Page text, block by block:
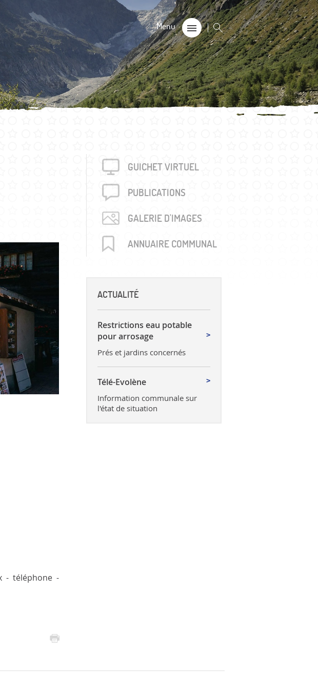
VIE LOCALE
Objets trouvés
Carte jounalière dégriffée commune
Sociétés locales
- téléphone -
GUICHET VIRTUEL
PUBLICA­TIONS
GALERIE D'IMAGES
ANNUAIRE COMMUNAL
ACTUALITÉ
Restrictions eau potable
pour arrosage
Prés et jardins concernés
Télé-Evolène
Information communale sur
l'état de situation